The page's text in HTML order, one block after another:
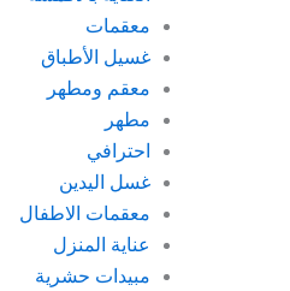
معقمات
غسيل الأطباق
معقم ومطهر
مطهر
احترافي
غسل اليدين
معقمات الاطفال
عناية المنزل
مبيدات حشرية